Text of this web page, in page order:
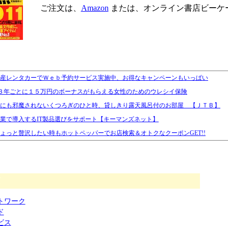
ご注文は、 Amazon または、オンライン書店ビーケ
レンタカーでＷｅｂ予約サービス実施中、お得なキャンペーンもいっぱい
年ごとに１５万円のボーナスがもらえる女性のためのウレシイ保険
も邪魔されないくつろぎのひと時、貸しきり露天風呂付のお部屋 【ＪＴＢ】
で導入するIT製品選びをサポート【キーマンズネット】
っと贅沢したい時もホットペッパーでお店検索＆オトクなクーポンGET!!
ワーク
ス